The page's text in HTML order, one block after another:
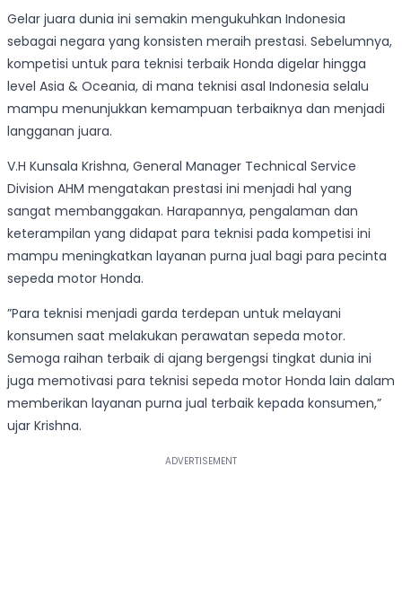
Gelar juara dunia ini semakin mengukuhkan Indonesia
sebagai negara yang konsisten meraih prestasi. Sebelumnya,
kompetisi untuk para teknisi terbaik Honda digelar hingga
level Asia & Oceania, di mana teknisi asal Indonesia selalu
mampu menunjukkan kemampuan terbaiknya dan menjadi
langganan juara.
V.H Kunsala Krishna, General Manager Technical Service
Division AHM mengatakan prestasi ini menjadi hal yang
sangat membanggakan. Harapannya, pengalaman dan
keterampilan yang didapat para teknisi pada kompetisi ini
mampu meningkatkan layanan purna jual bagi para pecinta
sepeda motor Honda.
”Para teknisi menjadi garda terdepan untuk melayani
konsumen saat melakukan perawatan sepeda motor.
Semoga raihan terbaik di ajang bergengsi tingkat dunia ini
juga memotivasi para teknisi sepeda motor Honda lain dalam
memberikan layanan purna jual terbaik kepada konsumen,”
ujar Krishna.